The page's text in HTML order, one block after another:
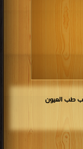
طب العيون